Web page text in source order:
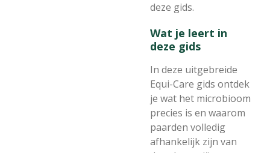
deze gids.
Wat je leert in
deze gids
In deze uitgebreide
Equi-Care gids ontdek
je wat het microbioom
precies is en waarom
paarden volledig
afhankelijk zijn van